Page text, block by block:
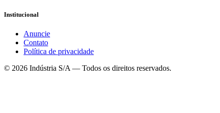
Institucional
Anuncie
Contato
Política de privacidade
© 2026 Indústria S/A — Todos os direitos reservados.